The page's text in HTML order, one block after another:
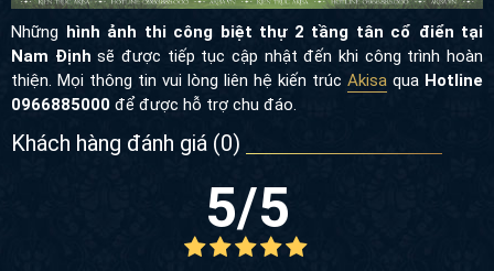
Những hình ảnh thi công biệt thự 2 tầng tân cổ điển tại
Nam Địnhsẽ được tiếp tục cập nhật đến khi công trình hoàn
thiện. Mọi thông tin vui lòng liên hệ kiến trúc Akisa qua Hotline
0966885000 để được hỗ trợ chu đáo.
Khách hàng đánh giá (0)
5/5